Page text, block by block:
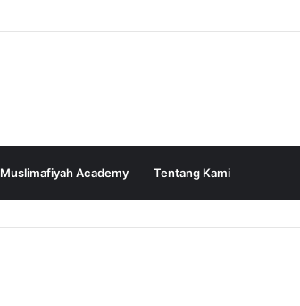
Muslimafiyah Academy Tentang Kami